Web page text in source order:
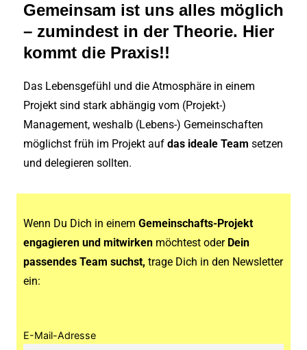
Gemeinsam ist uns alles möglich
– zumindest in der Theorie. Hier
kommt die Praxis!!
Das Lebensgefühl und die Atmosphäre in einem
Projekt sind stark abhängig vom (Projekt-)
Management, weshalb (Lebens-) Gemeinschaften
möglichst früh im Projekt auf das ideale Team setzen
und delegieren sollten.
Wenn Du Dich in einem Gemeinschafts-Projekt
engagieren und mitwirkenmöchtest oder Dein
passendes Team suchst, trage Dich in den Newsletter
ein:
E-Mail-Adresse